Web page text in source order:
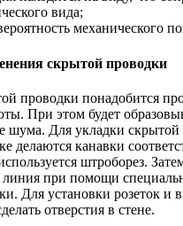
вида;
механического
скрытой проводки
проводки понадобится
При этом будет
шума. Для укладки скрытой
делаются канавки
штроборез.
линия при помощи
Для установки розеток и
отверстия в стене.